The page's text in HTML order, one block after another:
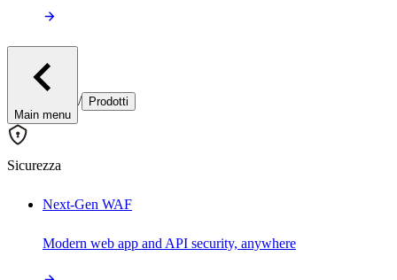
Main menu
/ Prodotti
Sicurezza
Next-Gen WAF
Modern web app and API security, anywhere